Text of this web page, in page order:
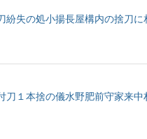
紛失の処小揚長屋構内の捨刀
刀１本捨の儀水野肥前守家来